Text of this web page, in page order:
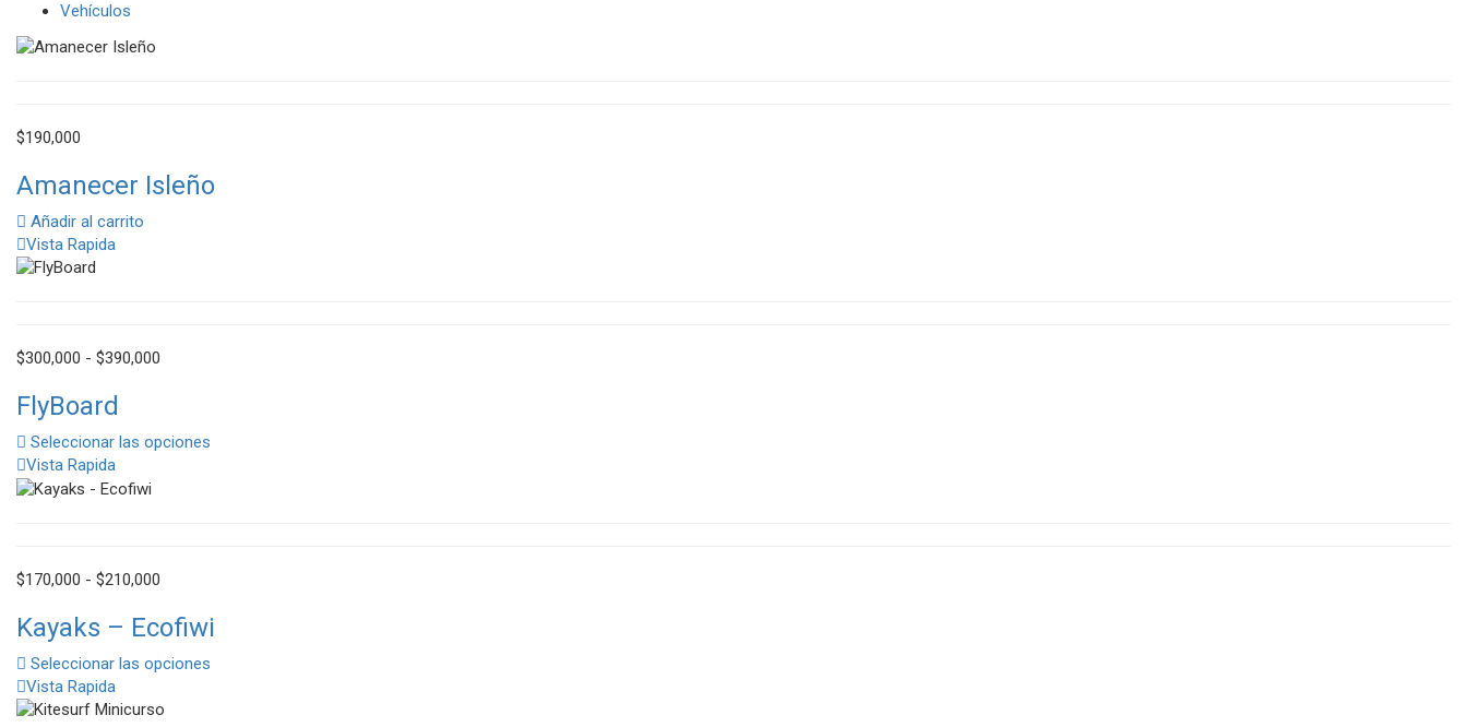
Vehículos
$190,000
Amanecer Isleño
Añadir al carrito
Vista Rapida
$300,000 - $390,000
$300,000
FlyBoard
Seleccionar las opciones
Vista Rapida
$170,000 - $210,000
precios:
$170,000
$210,000
Kayaks – Ecofiwi
Seleccionar las opciones
Vista Rapida